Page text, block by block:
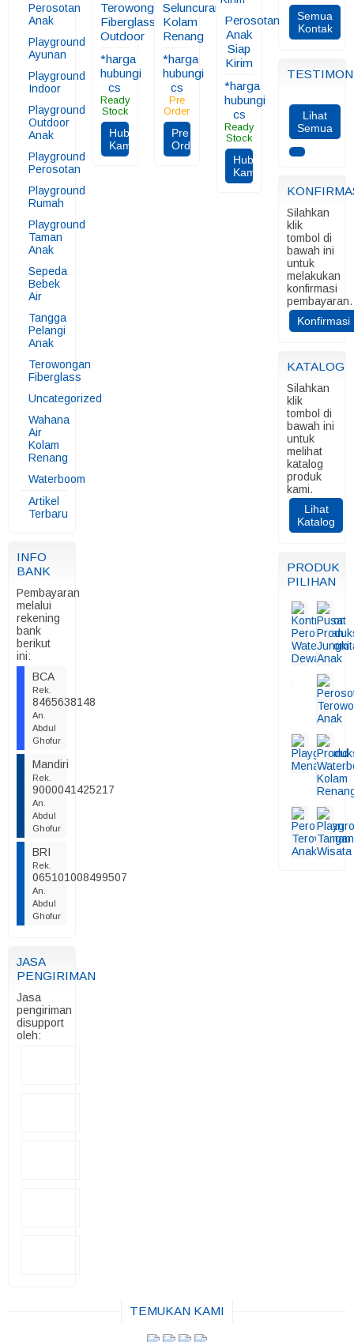
Perosotan
Anak
Playground
Ayunan
Playground
Indoor
Playground
Outdoor
Anak
Playground
Perosotan
Playground
Rumah
Playground
Taman
Anak
Sepeda
Bebek
Air
Tangga
Pelangi
Anak
Terowongan
Fiberglass
Uncategorized
Wahana
Air
Kolam
Renang
Waterboom
Artikel
Terbaru
INFO
BANK
Pembayaran
melalui
rekening
bank
berikut
ini:
BCA
Rek.
8465638148
An.
Abdul
Ghofur
Mandiri
Rek.
9000041425217
An.
Abdul
Ghofur
BRI
Rek.
065101008499507
An.
Abdul
Ghofur
JASA
PENGIRIMAN
Jasa
pengiriman
disupport
oleh:
Terowongan
Fiberglass
Outdoor
*harga
hubungi
cs
Ready
Stock
Hubungi
Kami
Seluncuran
Kolam
Renang
*harga
hubungi
cs
Pre
Order
Pre
Order
Perosotan
Anak
Siap
Kirim
*harga
hubungi
cs
Ready
Stock
Hubungi
Kami
Semua
Kontak
Lihat
Semua
Silahkan
klik
tombol di
bawah ini
untuk
melakukan
konfirmasi
pembayaran.
Konfirmasi
KATALOG
Silahkan
klik
tombol di
bawah ini
untuk
melihat
katalog
produk
kami.
Lihat
Katalog
PRODUK
PILIHAN
TEMUKAN KAMI